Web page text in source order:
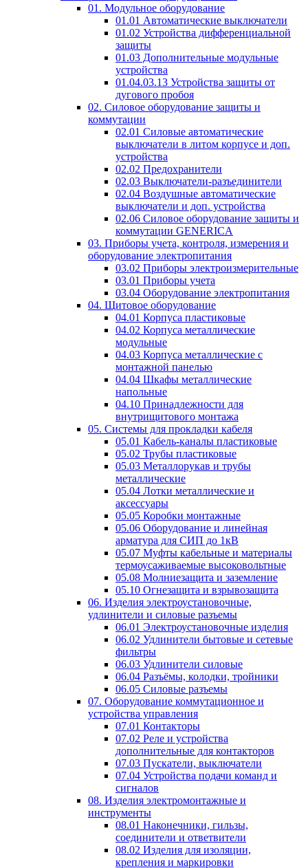
01. Модульное оборудование
01.01 Автоматические выключатели
01.02 Устройства дифференциальной
защиты
01.03 Дополнительные модульные
устройства
01.04.03.13 Устройства защиты от
дугового пробоя
02. Силовое оборудование защиты и
коммутации
02.01 Силовые автоматические
выключатели в литом корпусе и доп.
устройства
02.02 Предохранители
02.03 Выключатели-разъединители
02.04 Воздушные автоматические
выключатели и доп. устройства
02.06 Силовое оборудование защиты и
коммутации GENERICA
03. Приборы учета, контроля, измерения и
оборудование электропитания
03.02 Приборы электроизмерительные
03.01 Приборы учета
03.04 Оборудование электропитания
04. Щитовое оборудование
04.01 Корпуса пластиковые
04.02 Корпуса металлические
модульные
04.03 Корпуса металлические с
монтажной панелью
04.04 Шкафы металлические
напольные
04.10 Принадлежности для
внутрищитового монтажа
05. Системы для прокладки кабеля
05.01 Кабель-каналы пластиковые
05.02 Трубы пластиковые
05.03 Металлорукав и трубы
металлические
05.04 Лотки металлические и
аксессуары
05.05 Коробки монтажные
05.06 Оборудование и линейная
арматура для СИП до 1кВ
05.07 Муфты кабельные и материалы
термоусаживаемые высоковольтные
05.08 Молниезащита и заземление
05.10 Огнезащита и взрывозащита
06. Изделия электроустановочные,
удлинители и силовые разъемы
06.01 Электроустановочные изделия
06.02 Удлинители бытовые и сетевые
фильтры
06.03 Удлинители силовые
06.04 Разъёмы, колодки, тройники
06.05 Силовые разъемы
07. Оборудование коммутационное и
устройства управления
07.01 Контакторы
07.02 Реле и устройства
дополнительные для контакторов
07.03 Пускатели, выключатели
07.04 Устройства подачи команд и
сигналов
08. Изделия электромонтажные и
инструменты
08.01 Наконечники, гильзы,
соединители и ответвители
08.02 Изделия для изоляции,
крепления и маркировки